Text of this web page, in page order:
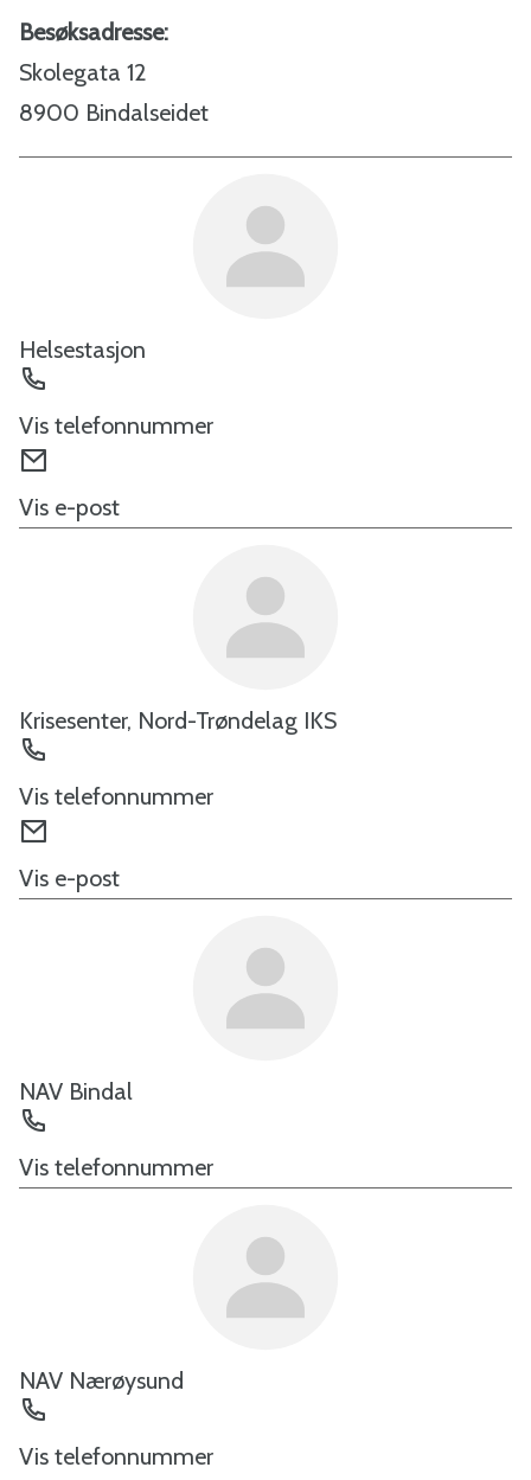
Besøksadresse:
Skolegata 12
8900 Bindalseidet
Helsestasjon
Vis telefonnummer
post
Vis e-post
Krisesenter, Nord-Trøndelag IKS
Vis telefonnummer
post
Vis e-post
NAV Bindal
Vis telefonnummer
NAV Nærøysund
Vis telefonnummer